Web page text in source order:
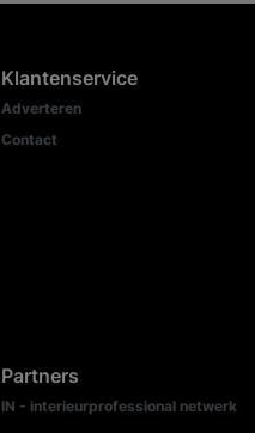
Klantenservice
Adverteren
Contact
Partners
IN - interieurprofessional netwerk